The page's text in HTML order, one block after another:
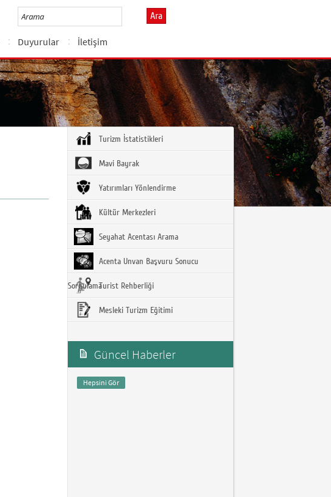
Ara
Duyurular İletişim
Turizm İstatistikleri
Mavi Bayrak
Yatırımları Yönlendirme
Kültür Merkezleri
Seyahat Acentası Arama
Acenta Unvan Başvuru Sonucu
SorgulamaTurist Rehberliği
Mesleki Turizm Eğitimi
Güncel Haberler
Hepsini Gör